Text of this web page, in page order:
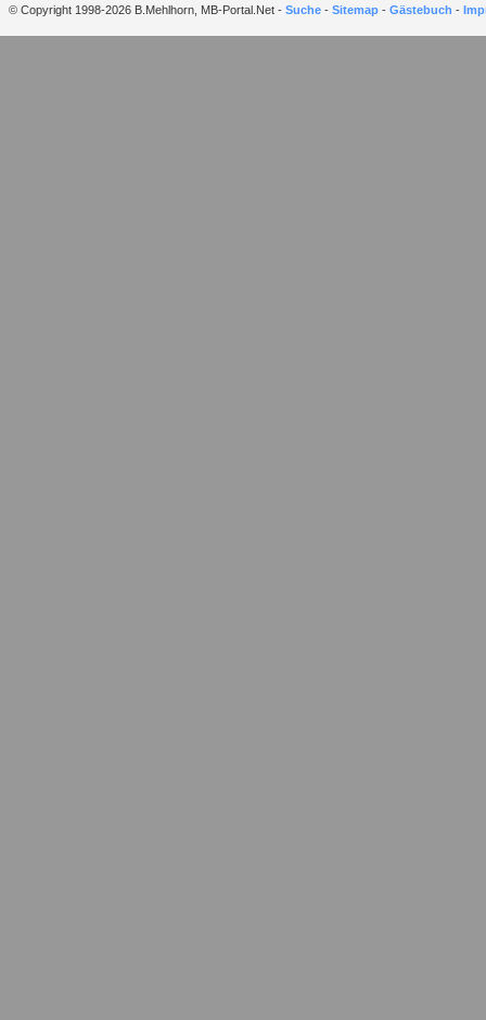
© Copyright 1998-2026 B.Mehlhorn, MB-Portal.Net - Suche - Sitemap - Gästebuch -